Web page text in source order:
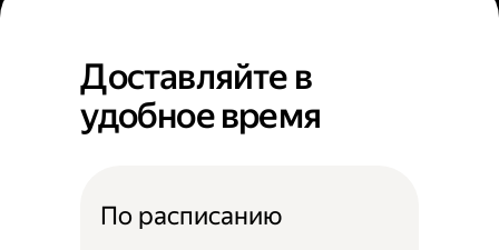
Доставляйте в
удобное время
По расписанию